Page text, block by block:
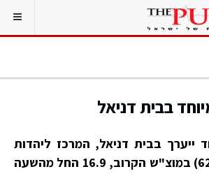
בבית דניאל
ייערך בבית דניאל, המרכז ליהדות
מתקדמת (בני דן 62) במוצ"ש הקרוב, 16.9 החל מהשעה